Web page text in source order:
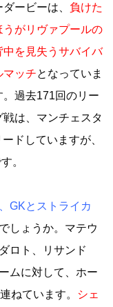
ダービーは、 負けた
うがリヴァプールの
中を見失うサバイバ
マッチとなっていま
。過去171回のリー
戦は、マンチェスタ
ドしていますが、
。
GKとストライカ
しょうか。マテウ
ロト、リサンド
ムに対して、ホー
ねています。
シェ